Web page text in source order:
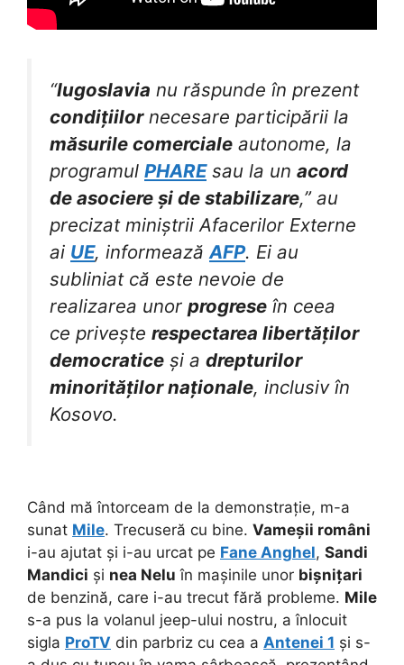
“Iugoslavia nu răspunde în prezent
condițiilornecesare participării la
măsurile comerciale autonome, la
programul PHAREsau la un acord
de asociere și de stabilizare,” au
precizat miniștrii Afacerilor Externe
ai UE, informeazăAFP. Ei au
subliniat că este nevoie de
realizarea unor progrese în ceea
ce privește respectarea libertăților
democratice și a drepturilor
minorităților naționale, inclusiv în
Kosovo.
Când mă întorceam de la demonstrație, m-a
sunat Mile. Trecuseră cu bine. Vameșii români
i-au ajutat și i-au urcat pe Fane Anghel, Sandi
Mandici și nea Nelu în mașinile unor bișnițari
de benzină, care i-au trecut fără probleme. Mile
s-a pus la volanul jeep-ului nostru, a înlocuit
sigla ProTV din parbriz cu cea a Antenei 1 și s-